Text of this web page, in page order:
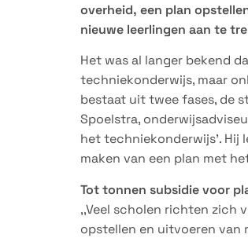
overheid, een plan
nieuwe leerlingen aan te
Het was al langer bekend
techniekonderwijs, maar
bestaat uit twee fases, de
Spoelstra,
het techniekonderwijs’.
maken van een plan met
Tot tonnen subsidie voor
,,Veel scholen richten zich
opstellen en uitvoeren van